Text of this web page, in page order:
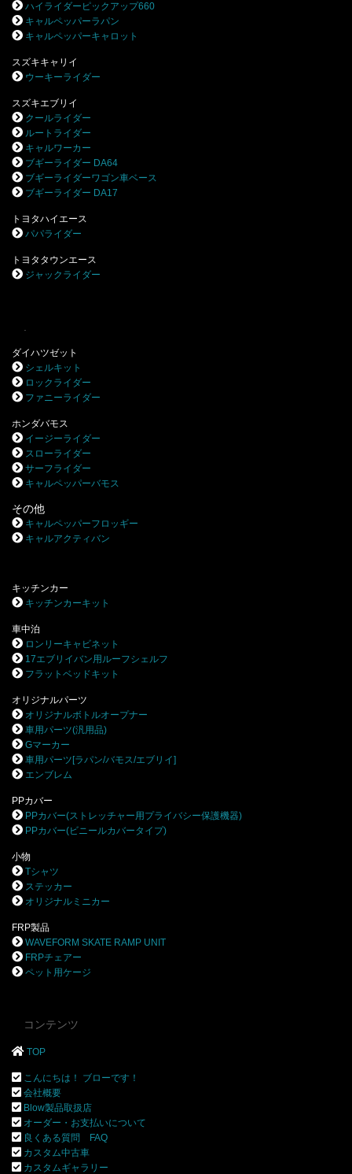
ハイライダーピックアップ660
キャルペッパーラパン
キャルペッパーキャロット
スズキキャリイ
ウーキーライダー
スズキエブリイ
クールライダー
ルートライダー
キャルワーカー
ブギーライダー DA64
ブギーライダーワゴン車ベース
ブギーライダー DA17
トヨタハイエース
パパライダー
トヨタタウンエース
ジャックライダー
ダイハツゼット
シェルキット
ロックライダー
ファニーライダー
ホンダバモス
イージーライダー
スローライダー
サーフライダー
キャルペッパーバモス
その他
キャルペッパーフロッギー
キャルアクティバン
キッチンカー
キッチンカーキット
車中泊
ロンリーキャビネット
17エブリイバン用ルーフシェルフ
フラットベッドキット
オリジナルパーツ
オリジナルボトルオープナー
車用パーツ(汎用品)
Gマーカー
車用パーツ[ラパン/バモス/エブリイ]
エンブレム
PPカバー
PPカバー(ストレッチャー用プライバシー保護機器)
PPカバー(ビニールカバータイプ)
小物
Tシャツ
ステッカー
オリジナルミニカー
FRP製品
WAVEFORM SKATE RAMP UNIT
FRPチェアー
ペット用ケージ
コンテンツ
TOP
こんにちは！ ブローです！
会社概要
Blow製品取扱店
オーダー・お支払いについて
良くある質問 FAQ
カスタム中古車
カスタムギャラリー